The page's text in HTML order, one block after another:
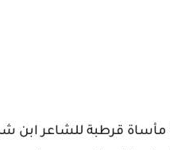
قرطبة للشاعر ابن